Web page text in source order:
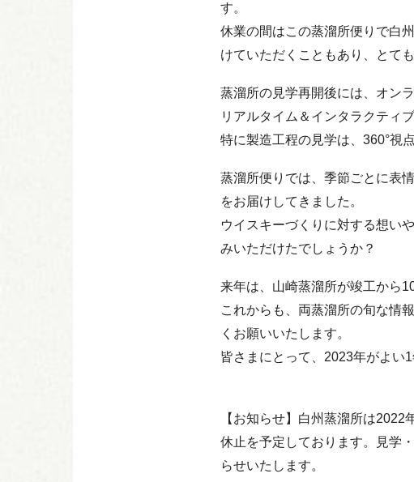
す。
休業の間はこの蒸溜所便りで白
けていただくこともあり、とて
蒸溜所の見学再開後には、オン
リアルタイム＆インタラクティ
特に製造工程の見学は、360°視
蒸溜所便りでは、季節ごとに表
をお届けしてきました。
ウイスキーづくりに対する想い
みいただけたでしょうか？
来年は、山崎蒸溜所が竣工から
これからも、両蒸溜所の旬な情
くお願いいたします。
皆さまにとって、2023年がよい
【お知らせ】白州蒸溜所は
休止を予定しております。見学
らせいたします。